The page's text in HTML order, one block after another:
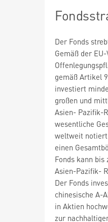
Der Fonds
Gemäß der
gemäß Artikel
investiert
großen und
Asien- Pazifik-
wesentliche
weltweit notiert
einen
Fonds kann
Asien-Pazifik-
Der Fonds
chinesische A-
in Aktien
zur